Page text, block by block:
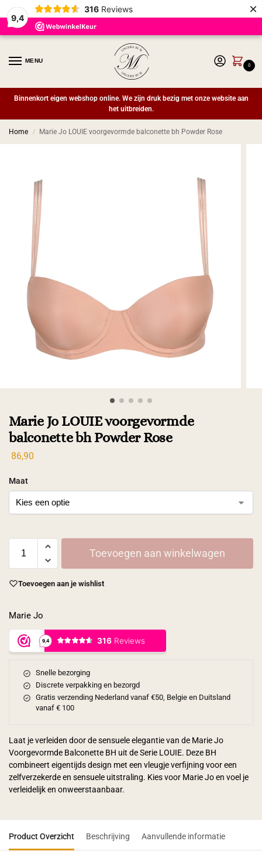
9,4
316 Reviews ×
MENU
0
Binnenkort eigen webshop online. We zijn druk bezig met onze website aan
het uitbreiden.
Home / Marie Jo LOUIE voorgevormde balconette bh Powder Rose
Marie Jo LOUIE voorgevormde
balconette bh Powder Rose
86,90
Maat
Toevoegen aan winkelwagen
Toevoegen aan je wishlist
Marie Jo
Snelle bezorging
Discrete verpakking en bezorgd
Gratis verzending Nederland vanaf €50, Belgie en Duitsland
vanaf € 100
Laat je verleiden door de sensuele elegantie van de Marie Jo
Voorgevormde Balconette BH uit de Serie LOUIE. Deze BH
combineert eigentijds design met een vleugje verfijning voor een
zelfverzekerde en sensuele uitstraling. Kies voor Marie Jo en voel je
verleidelijk en onweerstaanbaar.
Product Overzicht Beschrijving Aanvullende informatie